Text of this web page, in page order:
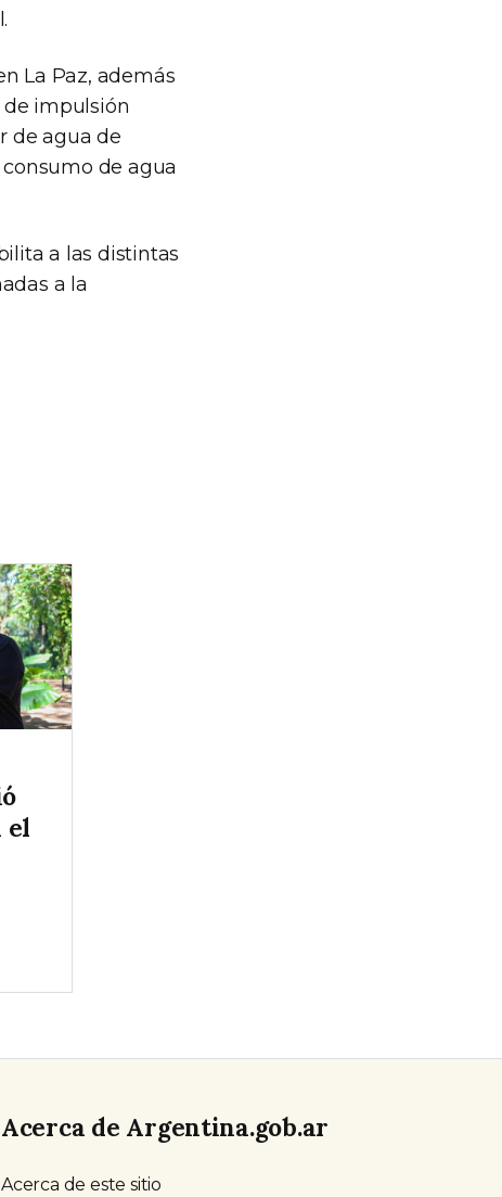
La Paz, además
de impulsión
de agua de
de agua
a las distintas
a la
el
Acerca de Argentina.gob.ar
Acerca de este sitio